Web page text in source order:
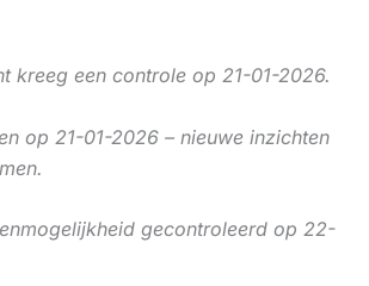
kreeg een controle op 21-01-2026.
op 21-01-2026 – nieuwe inzichten
gecontroleerd op 22-